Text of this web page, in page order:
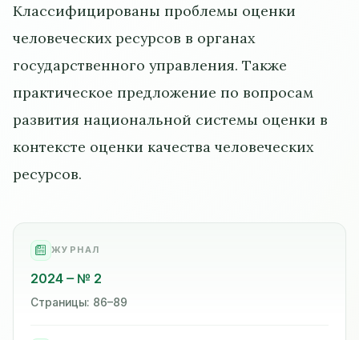
Классифицированы проблемы оценки
человеческих ресурсов в органах
государственного управления. Также
практическое предложение по вопросам
развития национальной системы оценки в
контексте оценки качества человеческих
ресурсов.
ЖУРНАЛ
2024 № 2
Страницы: 86–89